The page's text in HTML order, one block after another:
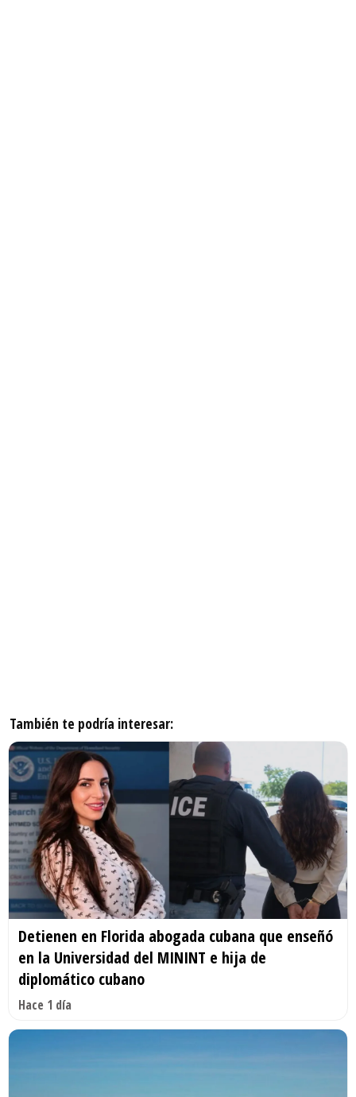
También te podría interesar:
Detienen en Florida abogada cubana que enseñó
en la Universidad del MININT e hija de
diplomático cubano
Hace 1 día